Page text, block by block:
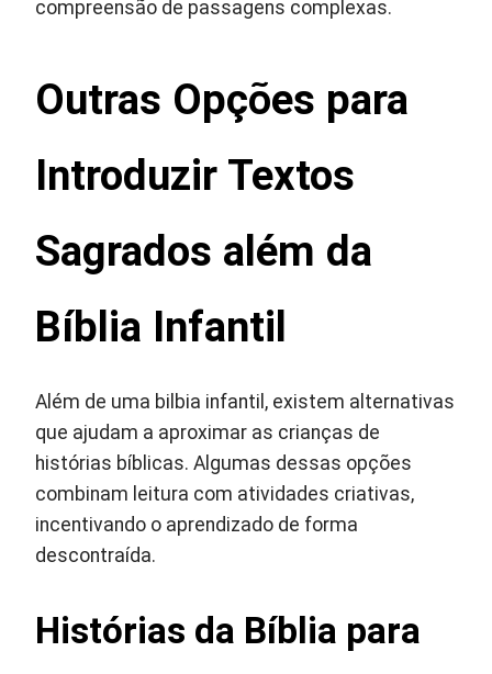
compreensão de passagens complexas.
Outras Opções para
Introduzir Textos
Sagrados além da
Bíblia Infantil
Além de uma bilbia infantil, existem alternativas
que ajudam a aproximar as crianças de
histórias bíblicas. Algumas dessas opções
combinam leitura com atividades criativas,
incentivando o aprendizado de forma
descontraída.
Histórias da Bíblia para